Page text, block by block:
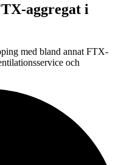
aggregat i
med bland annat FTX-
och